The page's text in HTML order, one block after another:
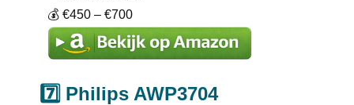
💰 €450 – €700
7️⃣ Philips AWP3704